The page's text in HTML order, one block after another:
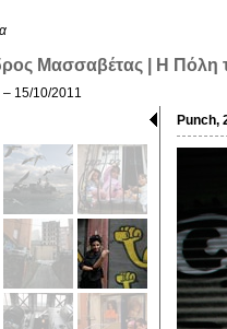
Μασσαβέτας | Η
15/10/2011
Punch,